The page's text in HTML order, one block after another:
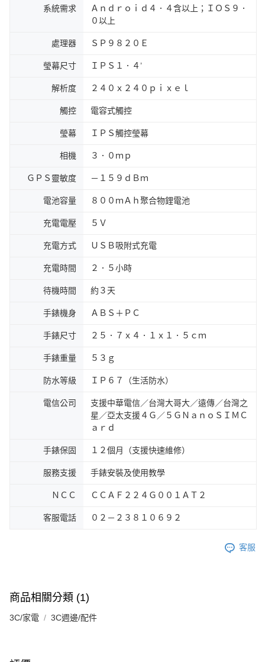
系統需求
Ａｎｄｒｏｉｄ４．４含以上；ＩＯＳ９．
０以上
處理器 ＳＰ９８２０Ｅ
瑩幕尺寸 ＩＰＳ１．４’
解析度 ２４０ｘ２４０ｐｉｘｅｌ
觸控 電容式觸控
瑩幕 ＩＰＳ觸控瑩幕
相機 ３．０ｍｐ
ＧＰＳ靈敏度 －１５９ｄＢｍ
電池容量 ８００ｍＡｈ聚合物鋰電池
充電電壓 ５Ｖ
充電方式 ＵＳＢ吸附式充電
充電時間 ２．５小時
待機時間 約３天
手錶機身 ＡＢＳ＋ＰＣ
手錶尺寸 ２５．７ｘ４．１ｘ１．５ｃｍ
手錶重量 ５３ｇ
防水等級 ＩＰ６７（生活防水）
電信公司
支援中華電信／台灣大哥大／遠傳／台灣之
星／亞太支援４Ｇ／５ＧＮａｎｏＳＩＭＣ
ａｒｄ
手錶保固 １２個月（支援快速維修）
服務支援 手錶安裝及使用教學
ＮＣＣ ＣＣＡＦ２２４Ｇ００１ＡＴ２
客服電話 ０２－２３８１０６９２
客服
商品相關分類 (1)
3C/家電 3C週邊/配件